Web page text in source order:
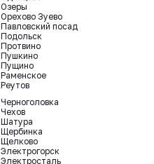
Озеры
Орехово Зуево
Павловский посад
Подольск
Протвино
Пушкино
Пущино
Раменское
Реутов
Черноголовка
Чехов
Шатура
Щербинка
Щелково
Электрогорск
Электросталь